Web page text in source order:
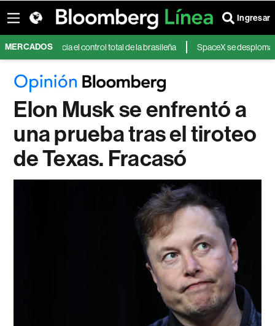
Ingresar
MERCADOS
hacia el control total de la brasileña SpaceX se desploma tras
Elon Musk se enfrentó a
una prueba tras el tiroteo
de Texas. Fracasó